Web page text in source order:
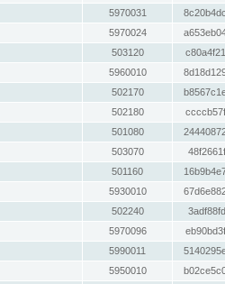
5970031
5970024
503120
5960010
502170
502180
501080
503070
501160
5930010
502240
5970096
5990011
5950010